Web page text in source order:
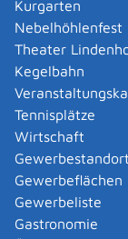
Kurgarten
Nebelhöhlenfest
Theater
Kegelbahn
Tennisplätze
Wirtschaft
Gewerbestandort
Gewerbeflächen
Gewerbeliste
Gastronomie
Amtliche
Andere
Änderung
Anlagen
Änderung
Änderung
Maßnahme
Änderung
Stadt oder
Änderung
Bürgergeld